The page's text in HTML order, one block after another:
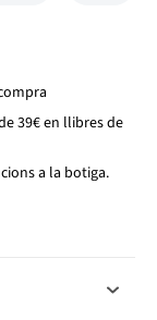
39€ en llibres de
a la botiga.